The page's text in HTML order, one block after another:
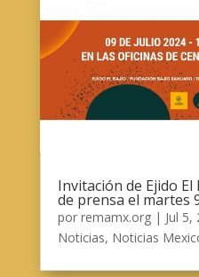
Invitación de Ejido
de prensa el martes
por remamx.org| Jul 5,
Noticias, Noticias